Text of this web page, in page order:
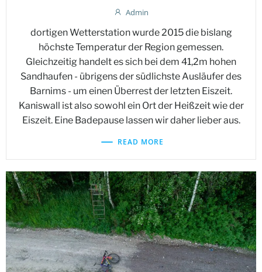
Admin
dortigen Wetterstation wurde 2015 die bislang
höchste Temperatur der Region gemessen.
Gleichzeitig handelt es sich bei dem 41,2m hohen
Sandhaufen - übrigens der südlichste Ausläufer des
Barnims - um einen Überrest der letzten Eiszeit.
Kaniswall ist also sowohl ein Ort der Heißzeit wie der
Eiszeit. Eine Badepause lassen wir daher lieber aus.
READ MORE